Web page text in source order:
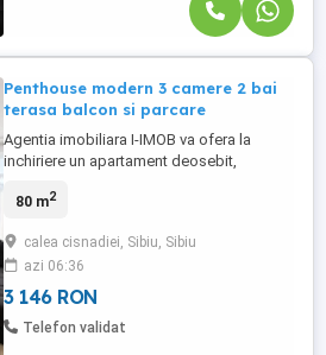
Penthouse modern 3 camere 2 bai
terasa balcon si parcare
Agentia imobiliara I-IMOB va ofera la
inchiriere un apartament deosebit,
si loc de parcare, situat in Cartierul
avand o suprafata construita de
aproximativ 96mp, din care suprafata utila
este de 80mp si se afla situat ...
80 m2
calea cisnadiei, Sibiu, Sibiu
azi 06:36
3 146 RON
Telefon validat